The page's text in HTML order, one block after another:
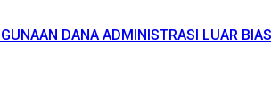
DANA ADMINISTRASI LUAR